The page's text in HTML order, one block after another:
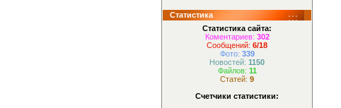
Статистика
Статистика сайта:
Коментариев: 302
Сообщений: 6/18
Фото: 339
Новостей: 1150
Файлов: 11
Статей: 9
Счетчики статистики: